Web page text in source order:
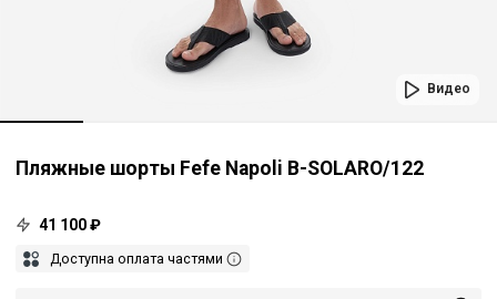
Видео
Пляжные шорты Fefe Napoli B-SOLARO/122
41 100 ₽
Доступна оплата частями